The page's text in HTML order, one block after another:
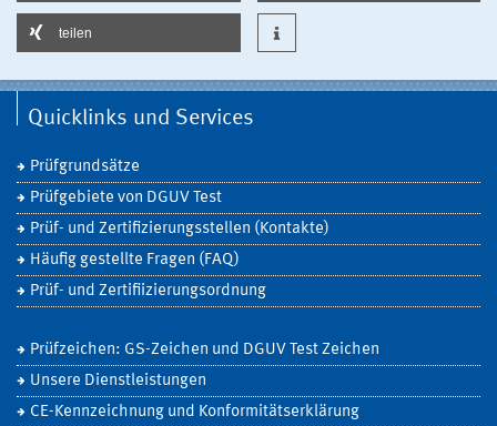
teilen
Quicklinks und Services
Prüfgrundsätze
Prüfgebiete von DGUV Test
Prüf- und Zertifizierungsstellen (Kontakte)
Häufig gestellte Fragen (FAQ)
Prüf- und Zertifiizierungsordnung
Prüfzeichen: GS-Zeichen und DGUV Test Zeichen
Unsere Dienstleistungen
CE-Kennzeichnung und Konformitätserklärung